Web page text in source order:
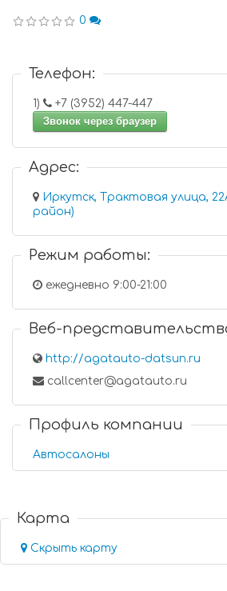
0
Телефон:
1)
+7 (3952) 447-447
Звонок через браузер
Адрес:
Иркутск, Трактовая улица,
район)
Режим работы:
ежедневно 9:00-21:00
Веб-
http://agatauto-datsun.ru
callcenter@agatauto.ru
Профиль компании
Автосалоны
Карта
Скрыть карту